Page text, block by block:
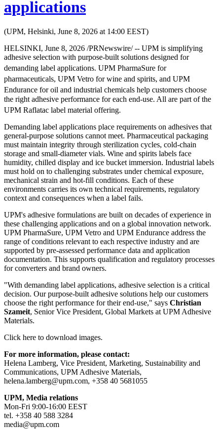
applications
(UPM, Helsinki, June 8, 2026 at 14:00 EEST)
HELSINKI, June 8, 2026 /PRNewswire/ -- UPM is simplifying
adhesive selection with purpose-built solutions designed for
demanding label applications. UPM PharmaSure for
pharmaceuticals, UPM Vetro for wine and spirits, and UPM
Endurance for oil and industrial chemicals help customers choose
the right adhesive performance for each end-use. All are part of the
UPM Raflatac label material offering.
Demanding label applications place requirements on adhesives that
general-purpose solutions cannot meet. Pharmaceutical packaging
must maintain integrity through sterilization cycles, cold-chain
storage and small-diameter vials. Wine and spirits labels face
humidity, chilled display and ice bucket immersion. Industrial labels
must hold on to challenging substrates under chemical exposure,
mechanical strain and hot-fill conditions. Each of these
environments carries its own technical requirements, regulatory
context and consequences when a label fails.
UPM's adhesive formulations are built on decades of experience in
these challenging applications and on a global innovation network.
UPM PharmaSure, UPM Vetro and UPM Endurance address the
range of conditions relevant to each respective industry and are
supported by pre-assessed performance data and application
documentation. This supports qualification and regulatory processes
for converters and brand owners.
"With demanding label applications, adhesive selection is a critical
decision. Our purpose-built adhesive solutions help our customers
choose the right performance for their end-use," says Christian
Szameit, Senior Vice President, Global Markets at UPM Adhesive
Materials.
Click here to download images.
For more information, please contact:
Helena Lamberg, Vice President, Marketing, Sustainability and
Communications, UPM Adhesive Materials,
helena.lamberg@upm.com, +358 40 5681055
UPM, Media relations
Mon-Fri 9:00-16:00 EEST
tel. +358 40 588 3284
media@upm.com